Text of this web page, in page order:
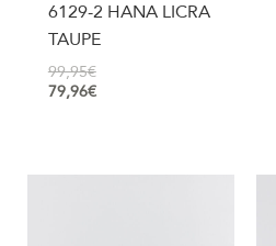
6129-2 HANA LICRA
TAUPE
99,95€
79,96€